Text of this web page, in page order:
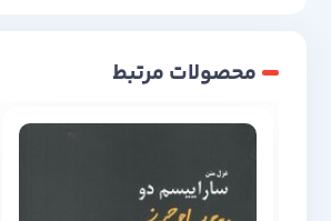
محصولات مرتبط